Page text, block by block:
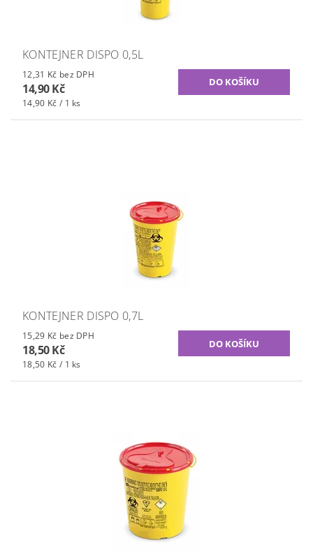
KONTEJNER DISPO 0,5L
12,31 Kč bez DPH
14,90 Kč
14,90 Kč / 1 ks
KONTEJNER DISPO 0,7L
15,29 Kč bez DPH
18,50 Kč
18,50 Kč / 1 ks